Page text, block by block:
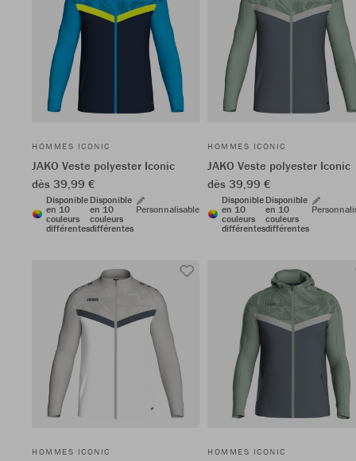
HOMMES ICONIC
JAKO Veste polyester Iconic
dès 39,99 €
Disponible
en 10
couleurs
différentes
Disponible
en 10
couleurs
différentes
Personnalisable
HOMMES ICONIC
JAKO Veste polyester Iconic
dès 39,99 €
Disponible
en 10
couleurs
différentes
Disponible
en 10
couleurs
différentes
HOMMES ICONIC HOMMES ICONIC